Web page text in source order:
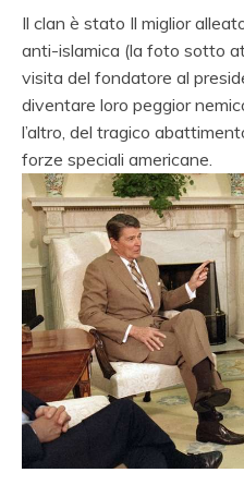
Il clan è stato Il miglior
anti-islamica (la foto sotto
visita del fondatore al
diventare loro peggior
l’altro, del tragico
forze speciali americane.